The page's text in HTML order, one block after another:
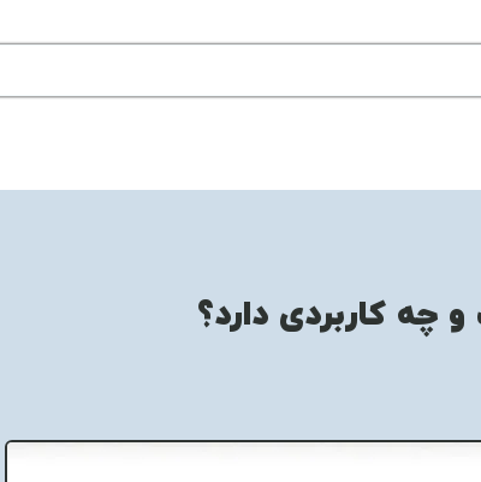
چه کاربردی دارد؟